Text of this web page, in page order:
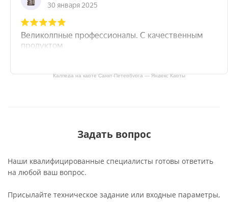
Калпеда на карте Санкт‑Петербурга — Яндекс Карты
Задать вопрос
Наши квалифицированные специалисты готовы ответить
на любой ваш вопрос.
Присылайте техническое задание или входные параметры,